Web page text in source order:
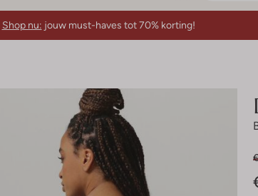
Shop nu: jouw must-haves tot 70% korting!